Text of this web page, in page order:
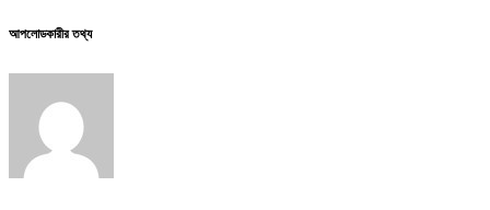
আপলোডকারীর তথ্য